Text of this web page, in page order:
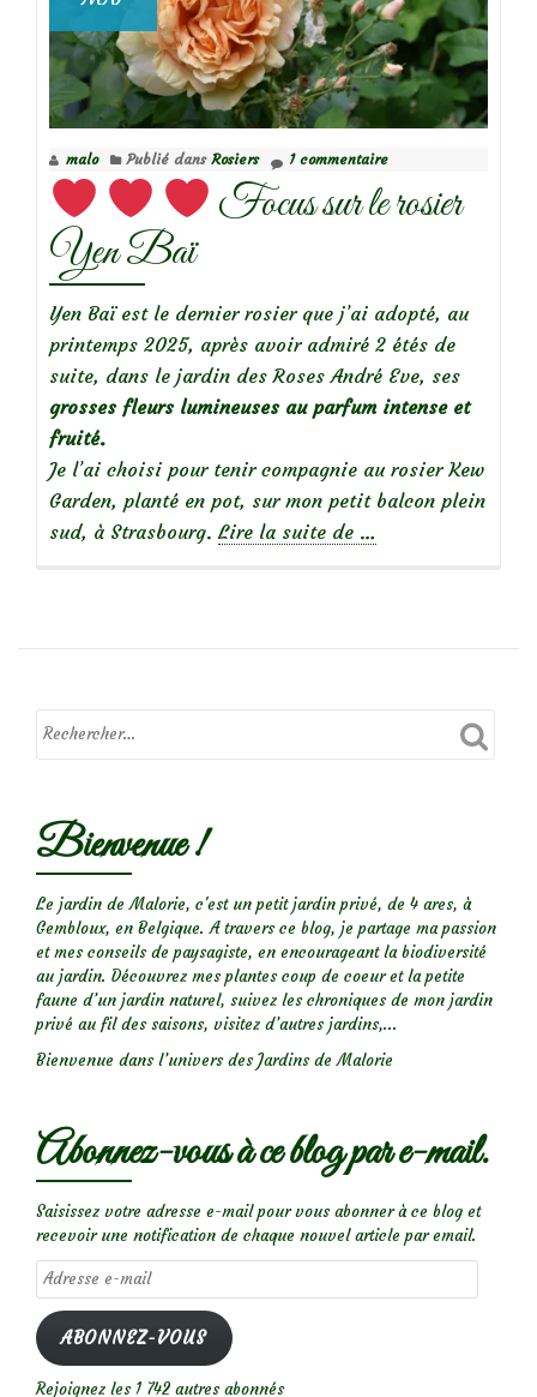
malo Publié dans Rosiers 1 commentaire
Focus sur le rosier
Yen Baï
Yen Baï est le dernier rosier que j’ai adopté, au
printemps 2025, après avoir admiré 2 étés de
suite, dans le jardin des Roses André Eve, ses
grosses fleurs lumineuses au parfum intense et
fruité.
Je l’ai choisi pour tenir compagnie au rosier Kew
Garden, planté en pot, sur mon petit balcon plein
sud, à Strasbourg. Lire la suite de
Focus
…
Bienvenue !
Le jardin de Malorie, c'est un petit jardin privé, de 4 ares, à
Gembloux, en Belgique. A travers ce blog, je partage ma passion
et mes conseils de paysagiste, en encourageant la biodiversité
au jardin. Découvrez mes plantes coup de coeur et la petite
faune d’un jardin naturel, suivez les chroniques de mon jardin
privé au fil des saisons, visitez d’autres jardins,...
Bienvenue dans l’univers des Jardins de Malorie
Abonnez-vous à ce blog par e-mail.
Saisissez votre adresse e-mail pour vous abonner à ce blog et
recevoir une notification de chaque nouvel article par email.
Adresse
e-
mail
ABONNEZ-VOUS
Rejoignez les 1 742 autres abonnés